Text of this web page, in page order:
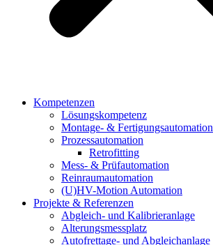
Kompetenzen
Lösungskompetenz
Montage- & Fertigungsautomation
Prozessautomation
Retrofitting
Mess- & Prüfautomation
Reinraumautomation
(U)HV-Motion Automation
Projekte & Referenzen
Abgleich- und Kalibrieranlage
Alterungsmessplatz
Autofrettage- und Abgleichanlage